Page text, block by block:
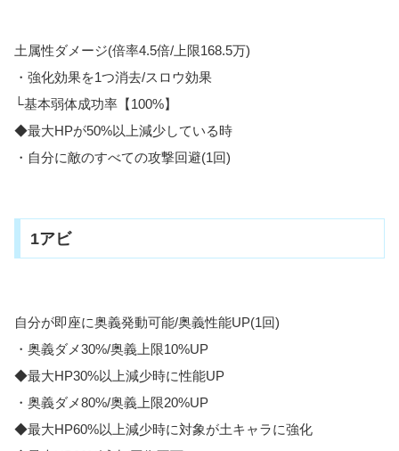
土属性ダメージ(倍率4.5倍/上限168.5万)
・強化効果を1つ消去/スロウ効果
└基本弱体成功率【100%】
◆最大HPが50%以上減少している時
・自分に敵のすべての攻撃回避(1回)
1アビ
自分が即座に奥義発動可能/奥義性能UP(1回)
・奥義ダメ30%/奥義上限10%UP
◆最大HP30%以上減少時に性能UP
・奥義ダメ80%/奥義上限20%UP
◆最大HP60%以上減少時に対象が土キャラに強化